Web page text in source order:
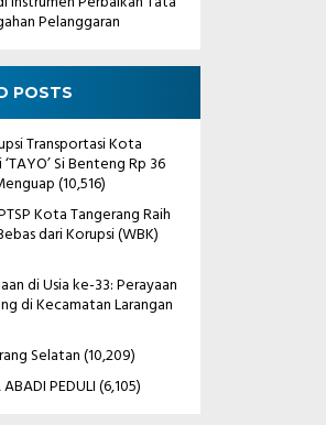
Pelanggaran
POSTS
Transportasi Kota
Si Benteng Rp 36
(10,516)
Kota Tangerang Raih
dari Korupsi (WBK)
di Usia ke-33: Perayaan
di Kecamatan Larangan
Selatan(10,209)
PEDULI(6,105)